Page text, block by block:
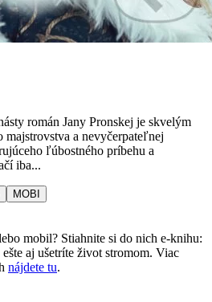
román Jany Pronskej je skvelým
majstrovstva a nevyčerpateľnej
ľúbostného príbehu a
iba...
MOBI
mobil? Stiahnite si do nich e-knihu:
aj ušetríte život stromom. Viac
nájdete tu.